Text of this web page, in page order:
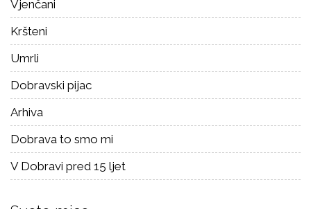
Vjenčani
Kršteni
Umrli
Dobravski pijac
Arhiva
Dobrava to smo mi
V Dobravi pred 15 ljet